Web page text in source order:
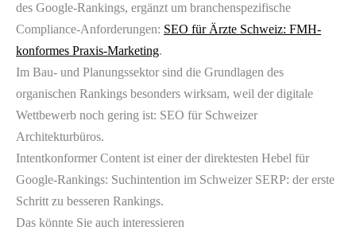
des Google-Rankings, ergänzt um branchenspezifische
Compliance-Anforderungen: SEO für Ärzte Schweiz: FMH-
konformes Praxis-Marketing.
Im Bau- und Planungssektor sind die Grundlagen des
organischen Rankings besonders wirksam, weil der digitale
Wettbewerb noch gering ist: SEO für Schweizer
Architekturbüros.
Intentkonformer Content ist einer der direktesten Hebel für
Google-Rankings: Suchintention im Schweizer SERP: der erste
Schritt zu besseren Rankings.
Das könnte Sie auch interessieren